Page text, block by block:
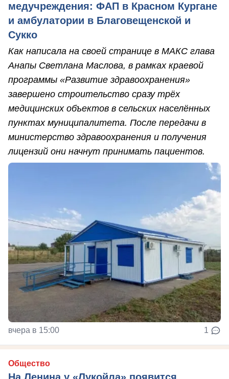
медучреждения: ФАП в Красном Кургане
и амбулатории в Благовещенской и
Сукко
Как написала на своей странице в МАКС глава
Анапы Светлана Маслова, в рамках краевой
программы «Развитие здравоохранения»
завершено строительство сразу трёх
медицинских объектов в сельских населённых
пунктах муниципалитета. После передачи в
министерство здравоохранения и получения
лицензий они начнут принимать пациентов.
вчера в 15:00 1
Общество